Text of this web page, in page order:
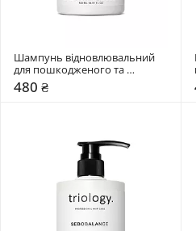
Шампунь відновлювальний
для пошкодженого та
фарбованого волосся Triology.
Fiberplex
480 ₴